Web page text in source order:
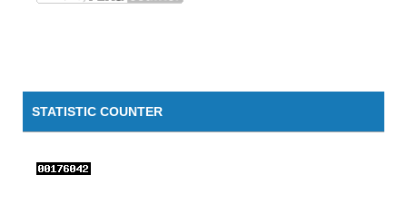
STATISTIC COUNTER